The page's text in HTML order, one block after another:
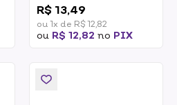
90g
R$ 13,49
ou 1x de R$ 12,82
ou R$ 12,82 no PIX